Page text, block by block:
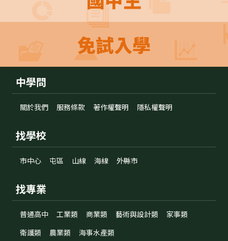
免試入學
中學問
關於我們 服務條款 著作權聲明 隱私權聲明
找學校
市中心 屯區 山線 海線 外縣市
找專業
普通高中 工業類 商業類 藝術與設計類
家事類
衛護類
農業類 海事水產類